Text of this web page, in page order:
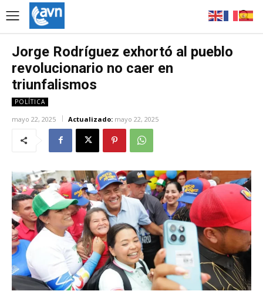
Jorge Rodríguez exhortó al pueblo
revolucionario no caer en
triunfalismos
POLÍTICA
mayo 22, 2025 Actualizado: mayo 22, 2025